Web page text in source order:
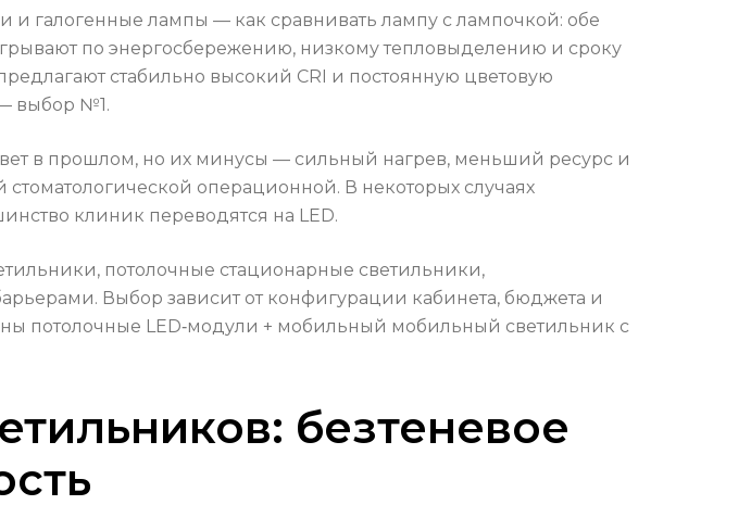
галогенные лампы — как сравнивать лампу с лампочкой: обе
по энергосбережению, низкому тепловыделению и сроку
стабильно высокий CRI и постоянную цветовую
выбор №1.
в прошлом, но их минусы — сильный нагрев, меньший ресурс и
операционной. В некоторых случаях
клиник переводятся на LED.
потолочные стационарные светильники,
Выбор зависит от конфигурации кабинета, бюджета и
потолочные LED‑модули + мобильный мобильный светильник с
безтеневое